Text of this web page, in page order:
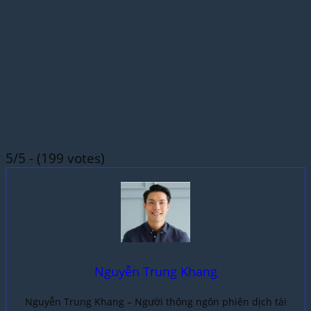
5/5 - (199 votes)
Nguyễn Trung Khang
Nguyễn Trung Khang – Người thông ngôn phiên dịch tài